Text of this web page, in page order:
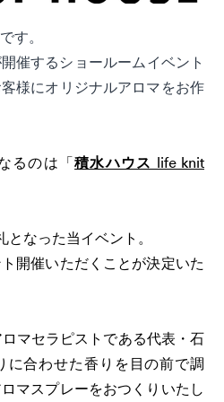
す。
催するショールームイベント
様にオリジナルアロマをお作
るのは「積水ハウス life knit
となった当イベント。
開催いただくことが決定いた
マセラピストである代表・石
に合わせた香りを目の前で調
マスプレーをおつくりいたし